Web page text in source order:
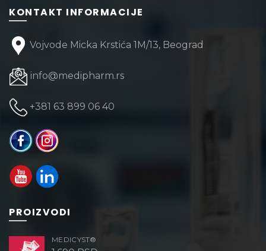
KONTAKT INFORMACIJE
Vojvode Micka Krstića 1M/13, Beograd
info@medipharm.rs
+381 63 899 06 40
PROIZVODI
MEDICYST®